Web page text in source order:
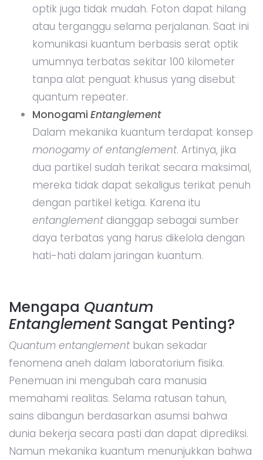
optik juga tidak mudah. Foton dapat hilang
atau terganggu selama perjalanan. Saat ini
komunikasi kuantum berbasis serat optik
umumnya terbatas sekitar 100 kilometer
tanpa alat penguat khusus yang disebut
quantum repeater.
Monogami Entanglement
Dalam mekanika kuantum terdapat konsep
monogamy of entanglement. Artinya, jika
dua partikel sudah terikat secara maksimal,
mereka tidak dapat sekaligus terikat penuh
dengan partikel ketiga. Karena itu
entanglement dianggap sebagai sumber
daya terbatas yang harus dikelola dengan
hati-hati dalam jaringan kuantum.
Mengapa Quantum
EntanglementSangat Penting?
Quantum entanglement bukan sekadar
fenomena aneh dalam laboratorium fisika.
Penemuan ini mengubah cara manusia
memahami realitas. Selama ratusan tahun,
sains dibangun berdasarkan asumsi bahwa
dunia bekerja secara pasti dan dapat diprediksi.
Namun mekanika kuantum menunjukkan bahwa